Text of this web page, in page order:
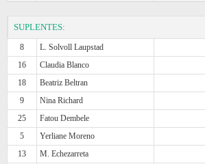
SUPLENTES:
8 L. Solvoll Laupstad
16
Claudia Blanco
18
Beatriz Beltran
9
Nina Richard
25
Fatou Dembele
5
Yerliane Moreno
13
M. Echezarreta